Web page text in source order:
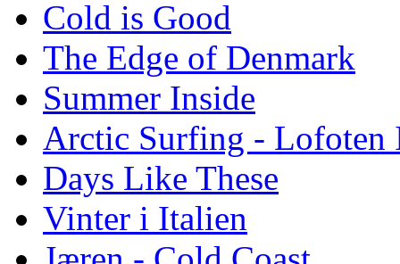
Cold is Good
The Edge of Denmark
Summer Inside
Arctic Surfing - Lofoten
Days Like These
Vinter i Italien